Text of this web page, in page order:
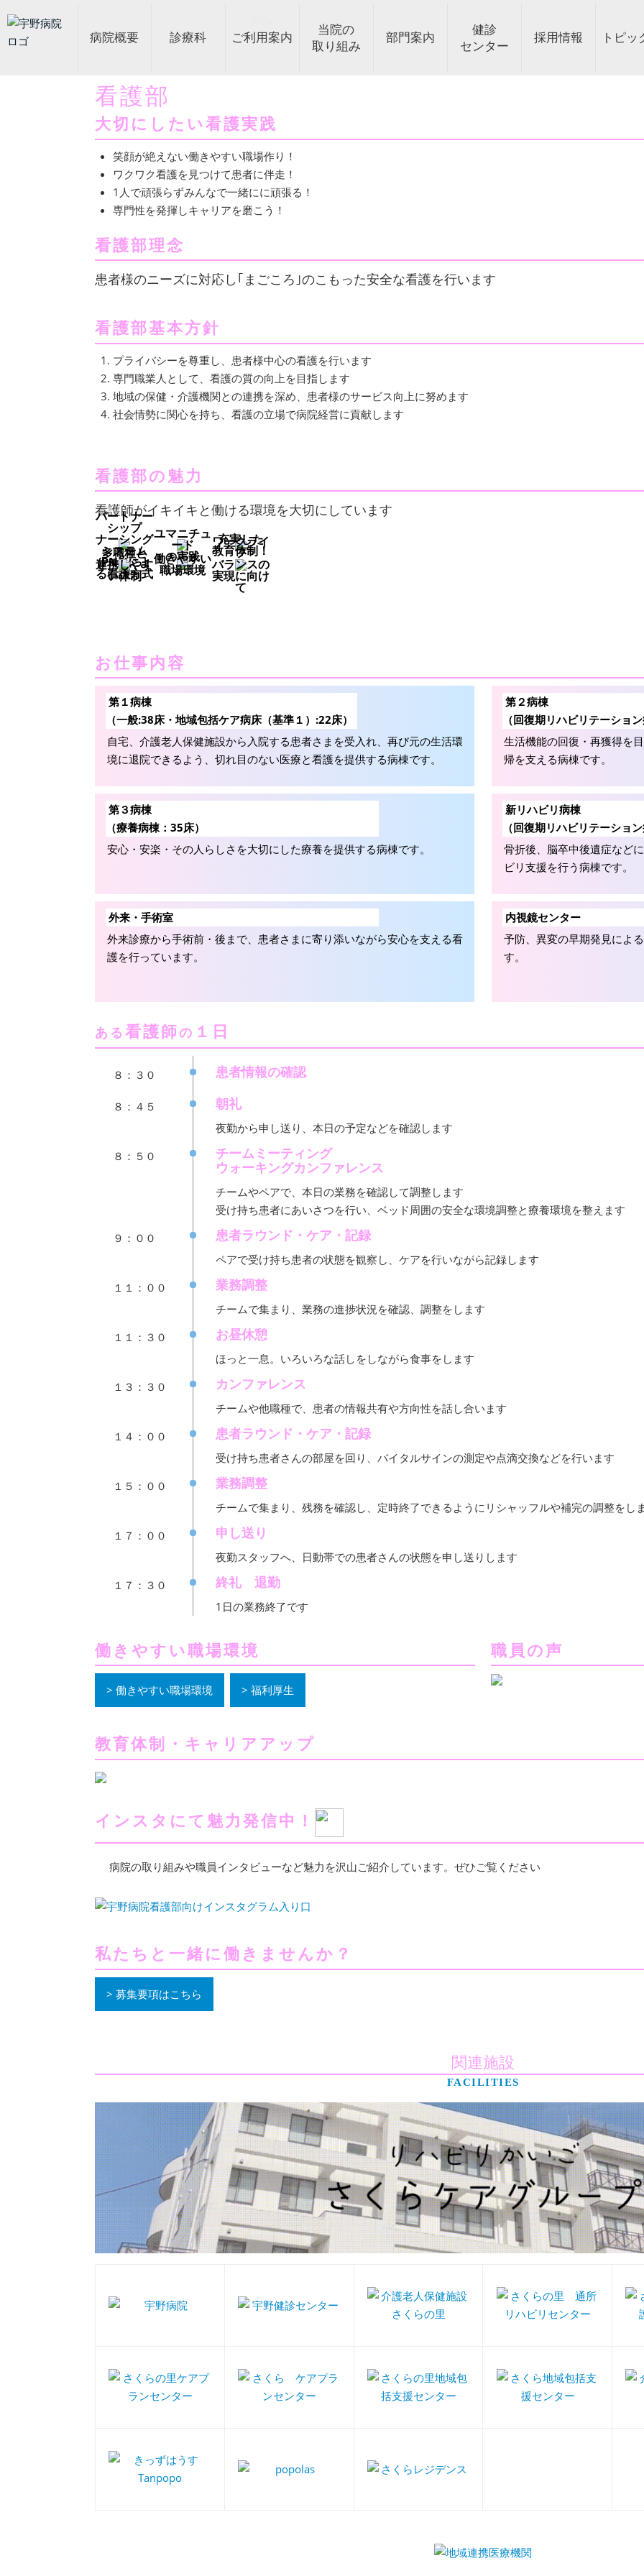
病院概要
病院概要
診療科
診療科
リハビリテーション科
ご利用案内
ご利用案内
リハビリ見学のご案内
当院の
取り組み
当院の取り組み
糖尿病療養指導士
バイオ後続品使用体制
救急時医療情報取得 遠隔電子処方箋活用 地域支援・
部門案内
部門案内
臨床検査科
診療放射線科
健診
センター
健診センター
認知症検査
採用情報
採用情報
トピッ
トピックス
院外薬局の方へ
看護部
大切にしたい看護実践
笑顔が絶えない働きやすい職場作り！
ワクワク看護を見つけて患者に伴走！
1人で頑張らずみんなで一緒にに頑張る！
専門性を発揮しキャリアを磨こう！
看護部理念
患者様のニーズに対応し｢まごころ｣のこもった安全な看護を行います
看護部基本方針
プライバシーを尊重し、患者様中心の看護を行います
専門職業人として、看護の質の向上を目指します
地域の保健・介護機関との連携を深め、患者様のサービス向上に努めます
社会情勢に関心を持ち、看護の立場で病院経営に貢献します
看護部の魅力
看護師がイキイキと働ける環境を大切にしています
パートナー
シップ
ナーシング
システム
(PNS)によ
る看護方式
ユマニチュ
ード
の実践
充実した
教育体制！
多職種と
連携しやす
い体制
働きやすい
職場環境
ワークライ
フ
バランスの
実現に向け
て
お仕事内容
第１病棟
（一般:38床・地域包括ケア病床（基準１）:22床）
自宅、介護老人保健施設から入院する患者さまを受入れ、再び元の生活環
境に退院できるよう、切れ目のない医療と看護を提供する病棟です。
第２病棟
（回復期リハビリテーショ
生活機能の回復・再獲得を
帰を支える病棟です。
第３病棟
（療養病棟：35床）
安心・安楽・その人らしさを大切にした療養を提供する病棟です。
新リハビリ病棟
（回復期リハビリテーショ
骨折後、脳卒中後遺症など
ビリ支援を行う病棟です。
外来・手術室
外来診療から手術前・後まで、患者さまに寄り添いながら安心を支える看
護を行っています。
内視鏡センター
予防、異変の早期発見によ
す。
ある 看護師の １日
８：３０ 患者情報の確認
８：４５ 朝礼
夜勤から申し送り、本日の予定などを確認します
８：５０
チームミーティング
ウォーキングカンファレンス
チームやペアで、本日の業務を確認して調整します
受け持ち患者にあいさつを行い、ベッド周囲の安全な環境調整と療養環境を整えます
９：００
患者ラウンド・ケア・記録
ペアで受け持ち患者の状態を観察し、ケアを行いながら記録します
１１：００
業務調整
チームで集まり、業務の進捗状況を確認、調整をします
１１：３０
お昼休憩
ほっと一息。いろいろな話しをしながら食事をします
１３：３０
カンファレンス
チームや他職種で、患者の情報共有や方向性を話し合います
１４：００
患者ラウンド・ケア・記録
受け持ち患者さんの部屋を回り、バイタルサインの測定や点滴交換などを行います
１５：００
業務調整
チームで集まり、残務を確認し、定時終了できるようにリシャッフルや補完の調整をし
１７：００
申し送り
夜勤スタッフへ、日動帯での患者さんの状態を申し送りします
１７：３０
終礼 退勤
1日の業務終了です
働きやすい職場環境
働きやすい職場環境 福利厚生
職員の声
教育体制・キャリアアップ
インスタにて魅力発信中！
病院の取り組みや職員インタビューなど魅力を沢山ご紹介しています。ぜひご覧ください
私たちと一緒に働きませんか？
募集要項はこちら
関連施設
FACILITIES